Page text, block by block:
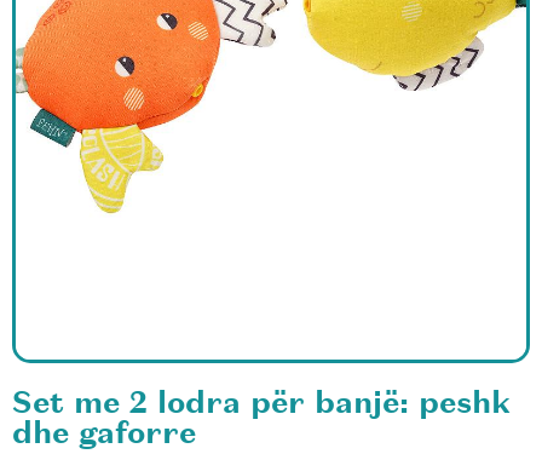
Set me 2 lodra për banjë: peshk
dhe gaforre